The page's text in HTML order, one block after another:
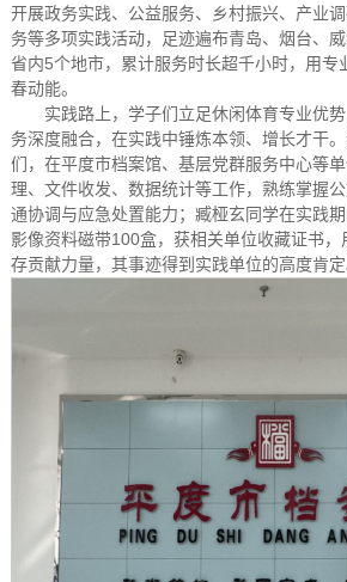
开展政务实践、公益服务、乡村振兴、产业
务等多项实践活动，足迹遍布青岛、烟台、
省内5个地市，累计服务时长超千小时，用专
春动能。
实践路上，学子们立足休闲体育专业优
务深度融合，在实践中锤炼本领、增长才干
们，在平度市档案馆、基层党群服务中心等
理、文件收发、数据统计等工作，熟练掌握
通协调与应急处置能力；臧桠玄同学在实践
影像资料磁带100盒，获相关单位收藏证书
存贡献力量，其事迹得到实践单位的高度肯定